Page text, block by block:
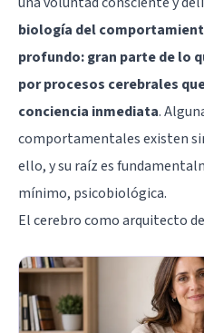
biología del
profundo: gran parte de lo
por procesos cerebrales
conciencia inmediata.
comportamentales existen
ello, y su raíz es
mínimo, psicobiológica.
El cerebro como arquitecto